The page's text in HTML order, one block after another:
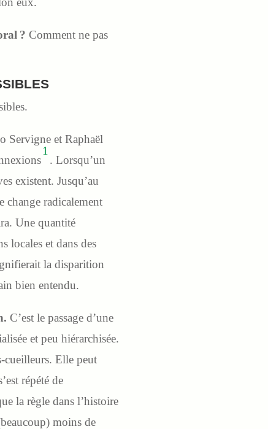
? Comment ne pas
Servigne et Raphaël
1
. Lorsqu’un
existent. Jusqu’au
change radicalement
Une quantité
locales et dans des
la disparition
bien entendu.
C’est le passage d’une
et peu hiérarchisée.
cueilleurs. Elle peut
répété de
la règle dans l’histoire
moins de